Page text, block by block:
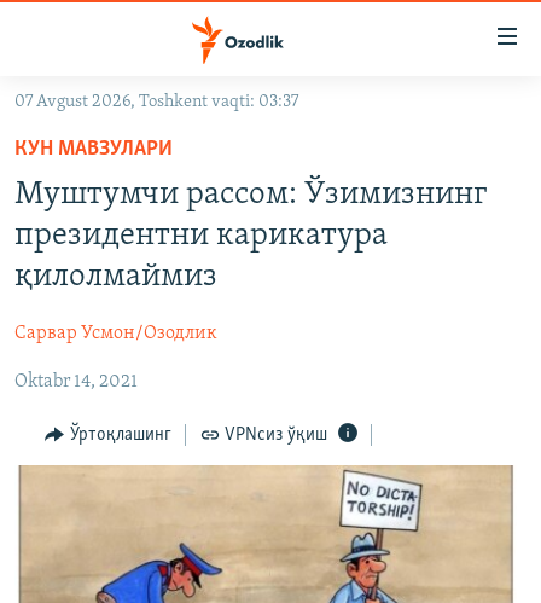
Асосий
навигацияга
ўтинг
Қидиришга
ўтинг
OZODARXIV
На русском
ИЖТИМОИЙ ТАРМОҚЛАР
07 Avgust 2026, Toshkent vaqti: 03:37
КУН МАВЗУЛАРИ
Муштумчи рассом: Ўзимизнинг
президентни карикатура
қилолмаймиз
Сарвар Усмон/Озодлик
Oktabr 14, 2021
Ўртоқлашинг VPNсиз ўқиш